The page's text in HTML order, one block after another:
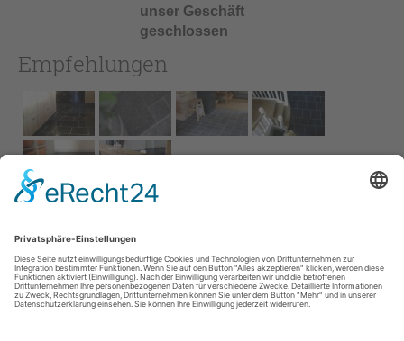
unser Geschäft
geschlossen
Empfehlungen
Impressum
AGB
Service